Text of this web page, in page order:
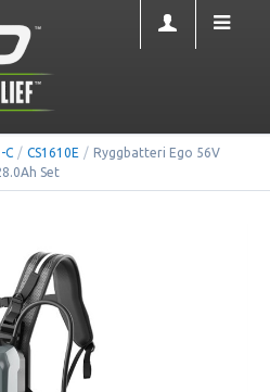
-C / CS1610E / Ryggbatteri Ego 56V
Set